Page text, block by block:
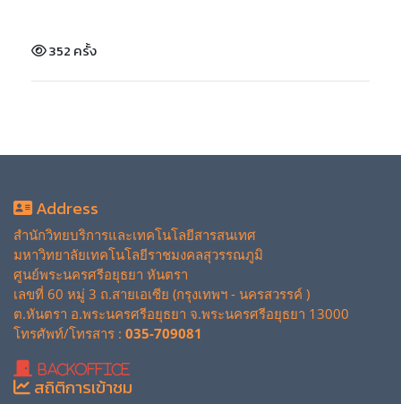
352 ครั้ง
Address
สำนักวิทยบริการและเทคโนโลยีสารสนเทศ
มหาวิทยาลัยเทคโนโลยีราชมงคลสุวรรณภูมิ
ศูนย์พระนครศรีอยุธยา หันตรา
เลขที่ 60 หมู่ 3 ถ.สายเอเซีย (กรุงเทพฯ - นครสวรรค์ )
ต.หันตรา อ.พระนครศรีอยุธยา จ.พระนครศรีอยุธยา 13000
โทรศัพท์/โทรสาร : 035-709081
BackOffice
สถิติการเข้าชม